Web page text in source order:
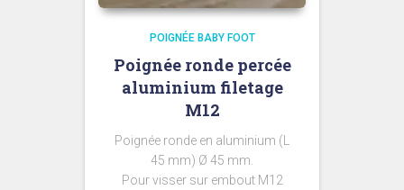
POIGNÉE BABY FOOT
Poignée ronde percée
aluminium filetage
M12
Poignée ronde en aluminium (L
45 mm) Ø 45 mm.
Pour visser sur embout M12